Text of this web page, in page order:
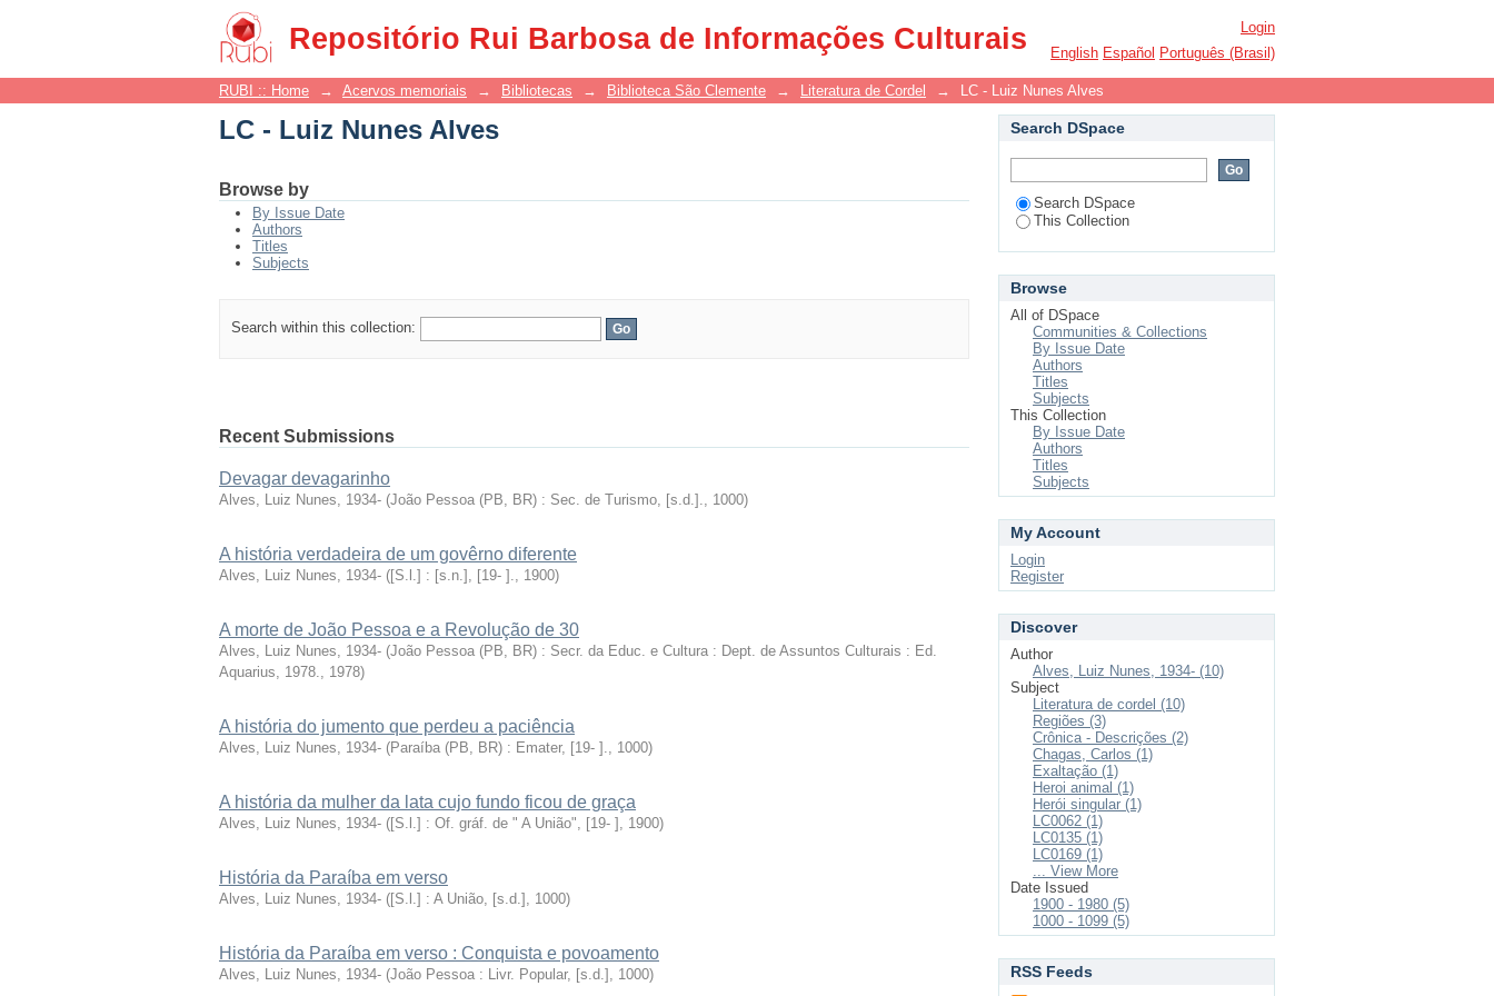
Repositório Rui Barbosa de Informações Culturais
LC - Luiz Nunes Alves
Login
English Español Português (Brasil)
RUBI :: Home → Acervos memoriais → Bibliotecas → Biblioteca São Clemente → Literatura de Cordel → LC - Luiz Nunes Alves
LC - Luiz Nunes Alves
Browse by
By Issue Date
Authors
Titles
Subjects
Search within this collection:
Recent Submissions
Devagar devagarinho
Alves, Luiz Nunes, 1934- (João Pessoa (PB, BR) : Sec. de Turismo, [s.d.]., 1000)
A história verdadeira de um govêrno diferente
Alves, Luiz Nunes, 1934- ([S.l.] : [s.n.], [19- ]., 1900)
A morte de João Pessoa e a Revolução de 30
Alves, Luiz Nunes, 1934- (João Pessoa (PB, BR) : Secr. da Educ. e Cultura : Dept. de Assuntos Culturais : Ed.
Aquarius, 1978., 1978)
A história do jumento que perdeu a paciência
Alves, Luiz Nunes, 1934- (Paraíba (PB, BR) : Emater, [19- ]., 1000)
A história da mulher da lata cujo fundo ficou de graça
Alves, Luiz Nunes, 1934- ([S.l.] : Of. gráf. de " A União", [19- ] , 1900)
História da Paraíba em verso
Alves, Luiz Nunes, 1934- ([S.l.] : A União, [s.d.] , 1000)
História da Paraíba em verso : Conquista e povoamento
Alves, Luiz Nunes, 1934- (João Pessoa : Livr. Popular, [s.d.] , 1000)
Search DSpace
Search DSpace
This Collection
Browse
All of DSpace
Communities & Collections
By Issue Date
Authors
Titles
Subjects
This Collection
By Issue Date
Authors
Titles
Subjects
My Account
Login
Register
Discover
Author
Alves, Luiz Nunes, 1934- (10)
Subject
Literatura de cordel (10)
Regiões (3)
Crônica - Descrições (2)
Chagas, Carlos (1)
Exaltação (1)
Heroi animal (1)
Herói singular (1)
LC0062 (1)
LC0135 (1)
LC0169 (1)
... View More
Date Issued
1900 - 1980 (5)
1000 - 1099 (5)
RSS Feeds